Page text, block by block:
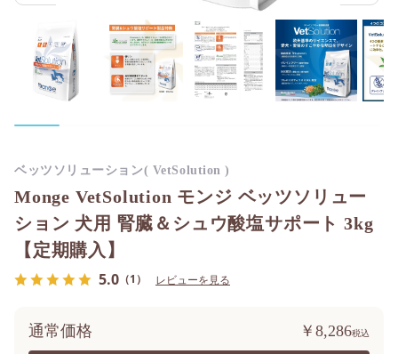
Monge VetSolution モンジ ベッツソリュー
ション 犬用 腎臓＆シュウ酸塩サポート 3kg
【定期購入】
5.0 （1） レビューを見る
通常価格 ￥8,286
ベッツソリューション( VetSolution )